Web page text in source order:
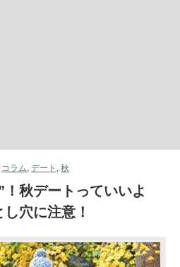
コラム, デート , 秋
秋デートっていいよ
穴に注意！